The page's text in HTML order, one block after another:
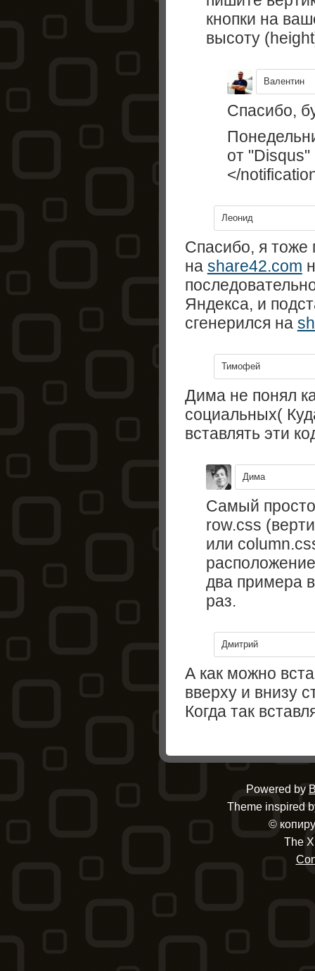
кнопки на
высоту
Валентин
Спасибо,
от "Disqus"
</
Леонид
Спасибо, я тоже
на share42.com
Яндекса, и
сгенерился на
Тимофей
Дима не понял
социальных(
вставлять эти
Дима
Самый
row.css
или
два примера
раз.
Дмитрий
А как можно
вверху и внизу
Когда так
Powered by
Theme inspired
©
The